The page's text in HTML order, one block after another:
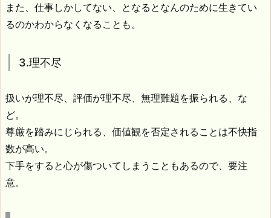
また、仕事しかしてない、となるとなんのために生きてい
るのかわからなくなることも。
3.理不尽
扱いが理不尽、評価が理不尽、無理難題を振られる、な
ど。
尊厳を踏みにじられる、価値観を否定されることは不快指
数が高い。
下手をすると心が傷ついてしまうこともあるので、要注
意。